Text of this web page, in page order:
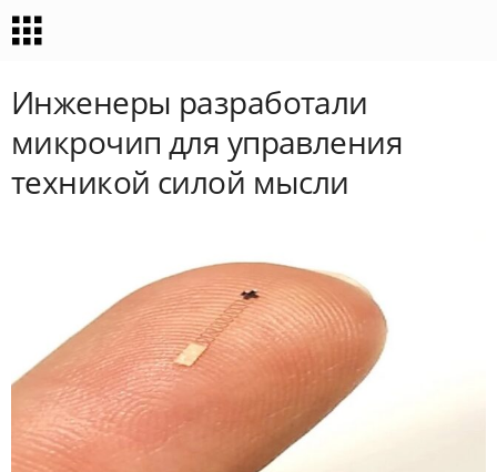
Инженеры разработали
микрочип для управления
техникой силой мысли